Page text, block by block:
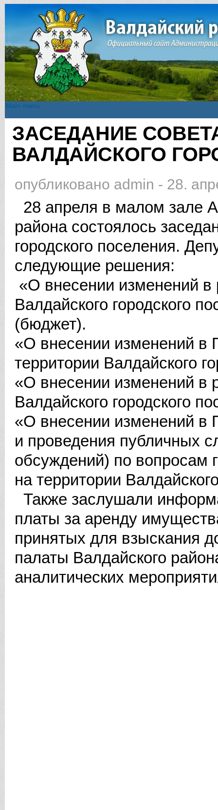
Main menu
Вы здесь
ЗАСЕДАНИЕ
ВАЛДАЙСКОГО
опубликовано admin - 28.
28 апреля в малом зале
района состоялось
городского поселения.
следующие решения:
«О внесении изменений
Валдайского городского
(бюджет).
«О внесении изменений в
территории Валдайского
«О внесении изменений в
Валдайского городского
«О внесении изменений в
и проведения публичных
обсуждений) по вопросам
на территории
Также заслушали
платы за аренду
принятых для взыскания
палаты Валдайского
аналитических